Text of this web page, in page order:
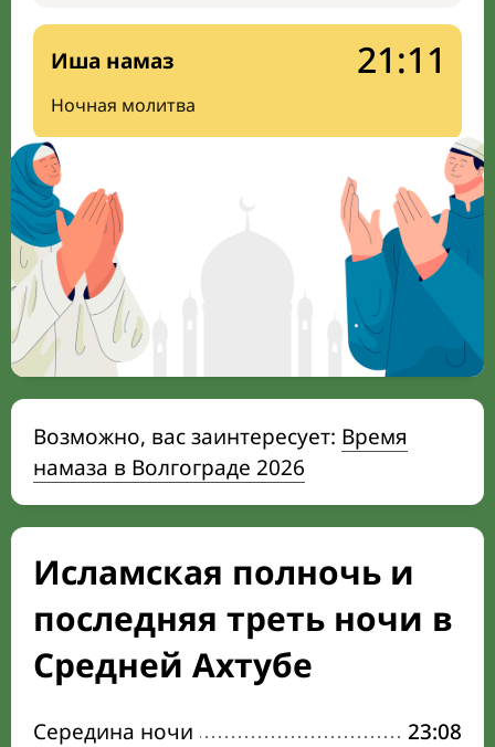
Иша намаз
Ночная молитва
21:11
Возможно, вас заинтересует: Время
намаза в Волгограде 2026
Исламская полночь и
последняя треть ночи в
Средней Ахтубе
Середина ночи
23:08